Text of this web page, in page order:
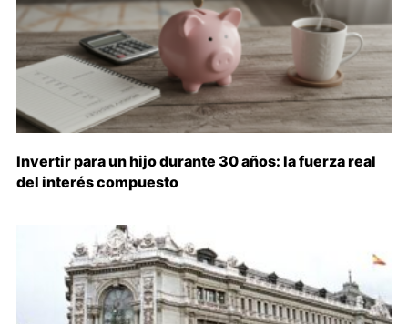
Invertir para un hijo durante 30 años: la fuerza real
del interés compuesto